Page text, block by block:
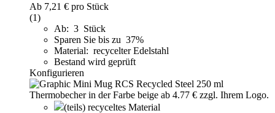
Ab 7,21 € pro Stück
(1)
Ab: 3 Stück
Sparen Sie bis zu 37%
Material: recycelter Edelstahl
Bestand wird geprüft
Konfigurieren
(teils) recyceltes Material